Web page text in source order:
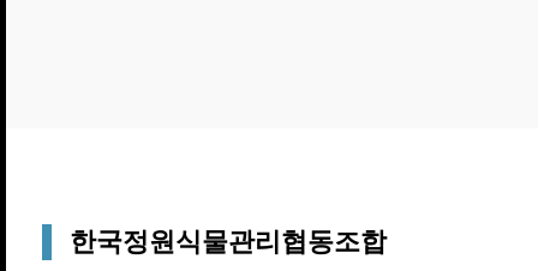
한국정원식물관리협동조합